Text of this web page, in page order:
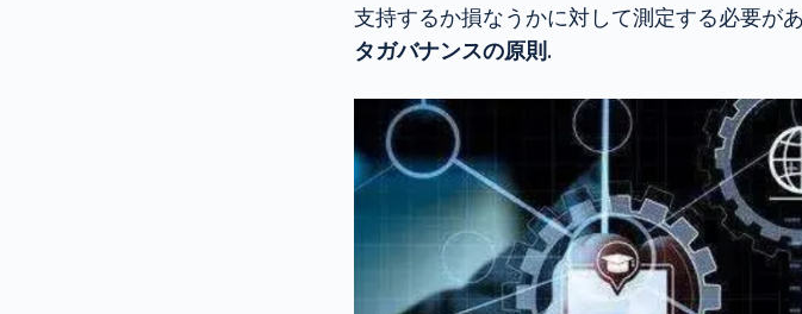
支持するか損なうかに対して測定する必要が
タガバナンスの原則.